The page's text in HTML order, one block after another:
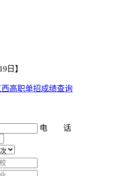
日】
西高职单招成绩查询
电 话